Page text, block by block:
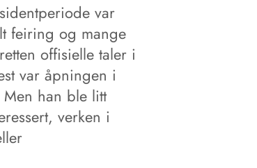
var
feiring og mange
offisielle taler i
var åpningen i
han ble litt
verken i